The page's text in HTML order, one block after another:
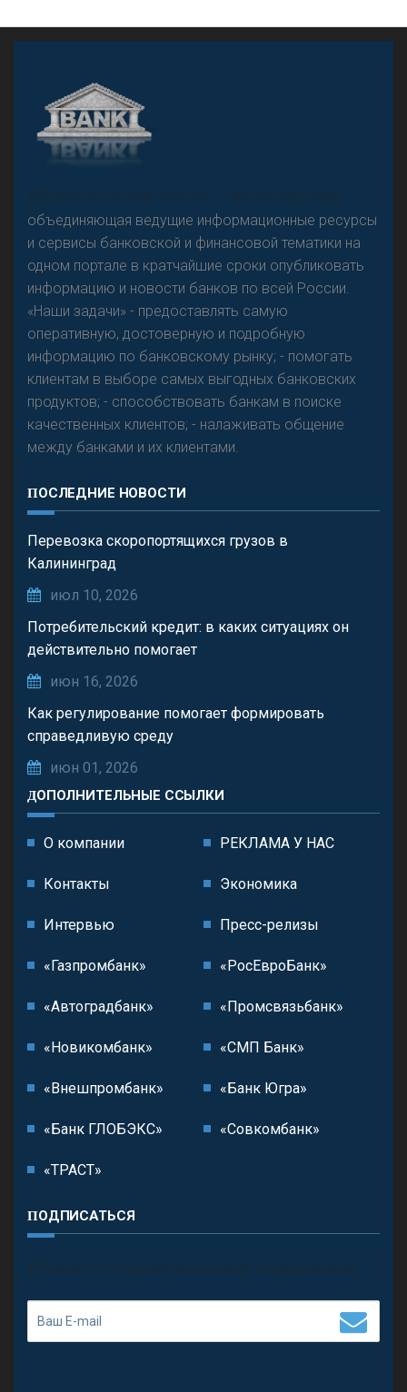
Резкого разворота на рынке автокредитов не
предвидится - «Интервью»
«Н
овости Банков России» – группа компаний,
объединяющая ведущие информационные ресурсы
и сервисы банковской и финансовой тематики на
одном портале в кратчайшие сроки опубликовать
информацию и новости банков по всей России.
«Наши задачи» - предоставлять самую
оперативную, достоверную и подробную
информацию по банковскому рынку; - помогать
клиентам в выборе самых выгодных банковских
продуктов; - способствовать банкам в поиске
качественных клиентов; - налаживать общение
между банками и их клиентами.
ПОСЛЕДНИЕ НОВОСТИ
Перевозка скоропортящихся грузов в
Калининград
июл 10, 2026
Потребительский кредит: в каких ситуациях он
действительно помогает
июн 16, 2026
Как регулирование помогает формировать
справедливую среду
июн 01, 2026
ДОПОЛНИТЕЛЬНЫЕ ССЫЛКИ
О компании РЕКЛАМА У НАС
Контакты Экономика
Интервью Пресс-релизы
«Газпромбанк» «РосЕвроБанк»
«Автоградбанк» «Промсвязьбанк»
«Новикомбанк» «СМП Банк»
«Внешпромбанк» «Банк Югра»
«Банк ГЛОБЭКС» «Совкомбанк»
«ТРАСТ»
ПОДПИСАТЬСЯ
П олучить последние обновления и предложения.